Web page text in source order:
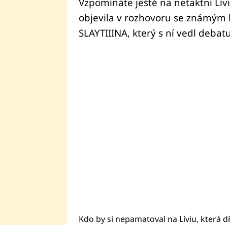
objevila v rozhovoru se
SLAYTIIINA, který s ní vedl
Kdo by si nepamatoval na Líviu, která